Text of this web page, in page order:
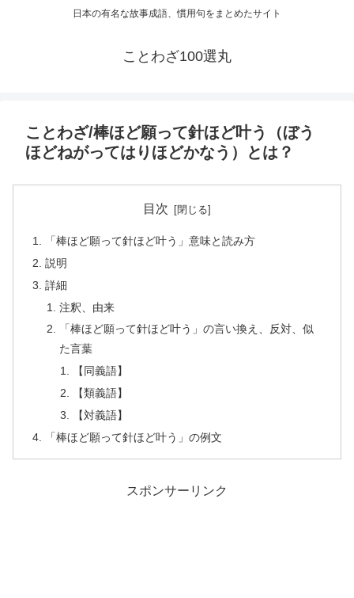
日本の有名な故事成語、慣用句をまとめたサイト
ことわざ100選丸
ことわざ/棒ほど願って針ほど叶う（ぼう
ほどねがってはりほどかなう）とは？
目次
「棒ほど願って針ほど叶う」意味と読み方
説明
詳細
注釈、由来
「棒ほど願って針ほど叶う」の言い換え、反対、似
た言葉
【同義語】
【類義語】
【対義語】
「棒ほど願って針ほど叶う」の例文
スポンサーリンク